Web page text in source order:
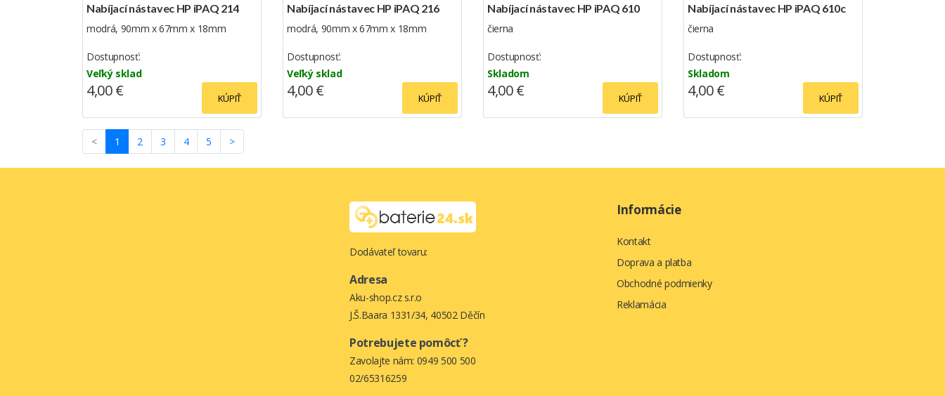
Nabíjací nástavec HP iPAQ 214
modrá, 90mm x 67mm x 18mm
Dostupnosť:
Veľký sklad
KÚPIŤ
4,00 €
Nabíjací nástavec HP iPAQ 216
modrá, 90mm x 67mm x 18mm
Dostupnosť:
Veľký sklad
KÚPIŤ
4,00 €
Nabíjací nástavec HP iPAQ 610
čierna
Dostupnosť:
Skladom
KÚPIŤ
4,00 €
Nabíjací nástavec HP iPAQ 610c
čierna
Dostupnosť:
Skladom
KÚPIŤ
4,00 €
< 1 (current)
2 3 4 5 >
Dodávateľ tovaru:
Adresa
Aku-shop.cz s.r.o
J.Š.Baara 1331/34, 40502 Děčín
Potrebujete pomôcť ?
Zavolajte nám: 0949 500 500
02/65316259
Informácie
Kontakt
Doprava a platba
Obchodné podmienky
Reklamácia